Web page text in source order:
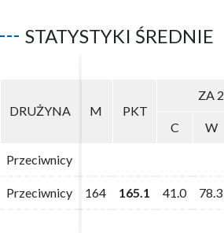
STATYSTYKI ŚREDNIE
DRUŻYNA M PKT
ZA 2
C
W
Przeciwnicy
Przeciwnicy 164 165.1 41.0 78.3
DRUŻYNA M PKT
ZA 2
C
W
Przeciwnicy
Przeciwnicy 164 165.1 41.0 78.3